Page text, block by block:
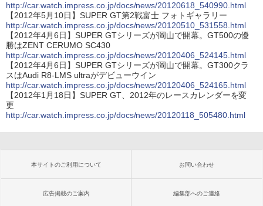
http://car.watch.impress.co.jp/docs/news/20120618_540990.html
【2012年5月10日】SUPER GT第2戦富士 フォトギャラリー
http://car.watch.impress.co.jp/docs/news/20120510_531558.html
【2012年4月6日】SUPER GTシリーズが岡山で開幕。GT500の優
勝はZENT CERUMO SC430
http://car.watch.impress.co.jp/docs/news/20120406_524145.html
【2012年4月6日】SUPER GTシリーズが岡山で開幕。GT300クラ
スはAudi R8-LMS ultraがデビューウイン
http://car.watch.impress.co.jp/docs/news/20120406_524165.html
【2012年1月18日】SUPER GT、2012年のレースカレンダーを変
更
http://car.watch.impress.co.jp/docs/news/20120118_505480.html
本サイトのご利用について お問い合わせ
広告掲載のご案内 編集部へのご連絡